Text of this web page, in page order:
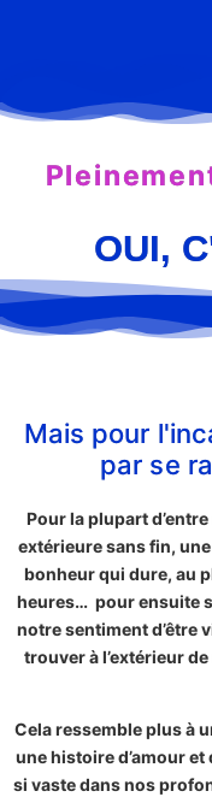
OUI,
Mais pour
par se
Pour la plupart
extérieure sans fin,
bonheur qui dure, au
heures… pour ensuite
notre sentiment d’être
trouver à l’extérieur
Cela ressemble plus à
une histoire d’amour
si vaste dans nos